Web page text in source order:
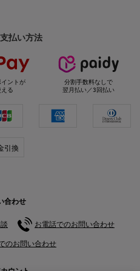
払い方法
ントが
える
分割手数料なしで
翌月払い／3回払い
引換
合わせ
お電話でのお問い合わせ
のお問い合わせ